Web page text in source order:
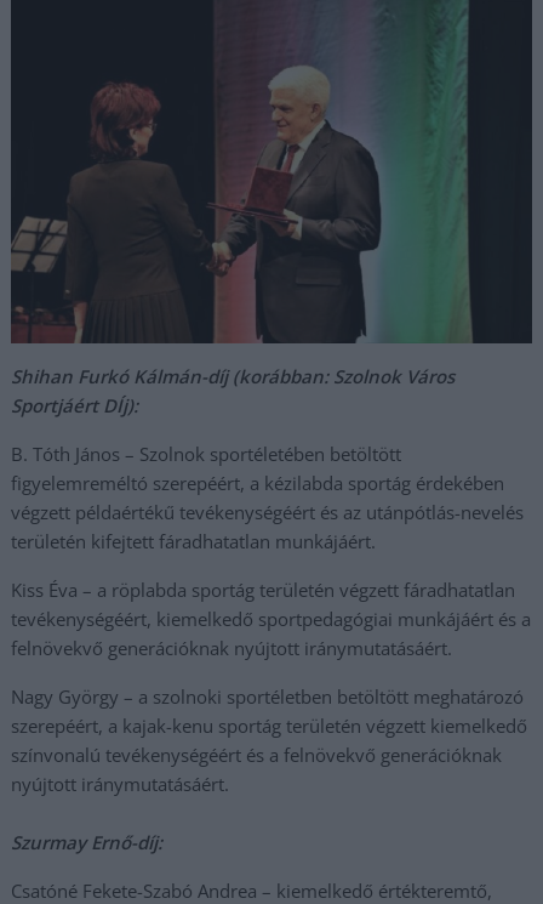
Shihan Furkó Kálmán-díj (korábban: Szolnok Város
Sportjáért DÍj):
B. Tóth János – Szolnok sportéletében betöltött
figyelemreméltó szerepéért, a kézilabda sportág érdekében
végzett példaértékű tevékenységéért és az utánpótlás-nevelés
területén kifejtett fáradhatatlan munkájáért.
Kiss Éva – a röplabda sportág területén végzett fáradhatatlan
tevékenységéért, kiemelkedő sportpedagógiai munkájáért és a
felnövekvő generációknak nyújtott iránymutatásáért.
Nagy György – a szolnoki sportéletben betöltött meghatározó
szerepéért, a kajak-kenu sportág területén végzett kiemelkedő
színvonalú tevékenységéért és a felnövekvő generációknak
nyújtott iránymutatásáért.
Szurmay Ernő-díj:
Csatóné Fekete-Szabó Andrea – kiemelkedő értékteremtő,